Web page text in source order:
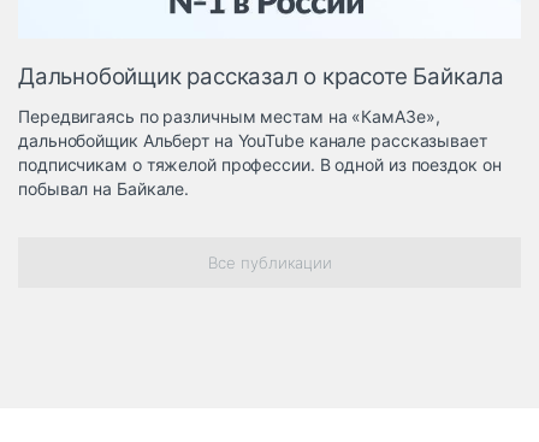
Безопасность и
Таможня и ВЭД
Склады и
грузовые
терминалы
Спецтехника
Дальнобойщик рассказал о красоте Байкала
Передвигаясь по различным местам на «КамАЗе»,
дальнобойщик Альберт на YouTube канале рассказывает
подписчикам о тяжелой профессии. В одной из поездок он
побывал на Байкале.
Все публикации